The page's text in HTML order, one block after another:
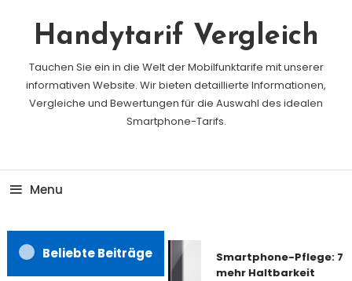
Handytarif Vergleich
Tauchen Sie ein in die Welt der Mobilfunktarife mit unserer
informativen Website. Wir bieten detaillierte Informationen,
Vergleiche und Bewertungen für die Auswahl des idealen
Smartphone-Tarifs.
Menu
Beliebte Beiträge
Smartphone-Pflege: 7
mehr Haltbarkeit